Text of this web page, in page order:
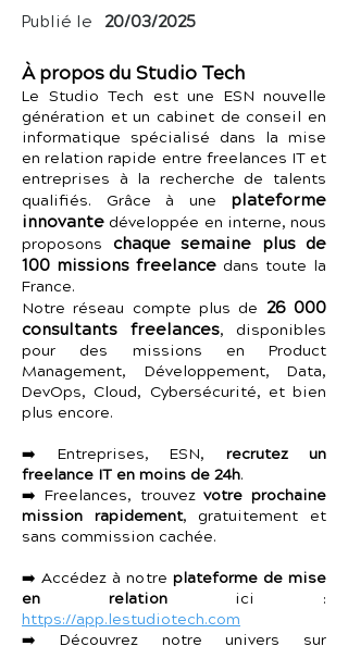
Publié le 20/03/2025
À propos du Studio Tech
Le Studio Tech est une ESN nouvelle
génération et un cabinet de conseil en
informatique spécialisé dans la mise
en relation rapide entre freelances IT et
entreprises à la recherche de talents
qualifiés. Grâce à une plateforme
innovante développée en interne, nous
proposons chaque semaine plus de
100 missions freelance dans toute la
France.
Notre réseau compte plus de 26 000
consultants freelances, disponibles
pour des missions en Product
Management, Développement, Data,
DevOps, Cloud, Cybersécurité, et bien
plus encore.
➡️ Entreprises, ESN, recrutez un
freelance IT en moins de 24h.
➡️ Freelances, trouvezvotre prochaine
mission rapidement, gratuitement et
sans commission cachée.
➡️ Accédez à notre plateforme de mise
en relationici :
https://app.lestudiotech.com
➡️ Découvrez notre univers sur